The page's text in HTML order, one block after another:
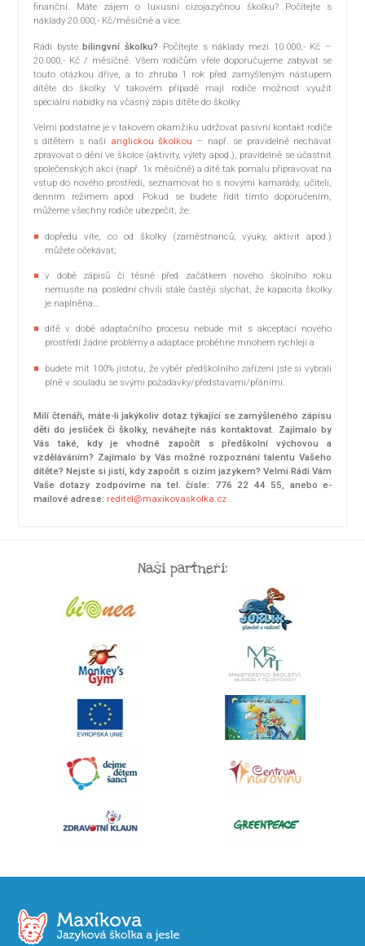
finanční. Máte zájem o luxusní cizojazyčnou školku? Počítejte s
náklady 20.000,- Kč/měsíčně a více.
Rádi bystebilingvní školku? Počítejte s náklady mezi 10.000,- Kč –
20.000,- Kč / měsíčně. Všem rodičům vřele doporučujeme zabývat se
touto otázkou dříve, a to zhruba 1 rok před zamýšleným nástupem
dítěte do školky. V takovém případě mají rodiče možnost využít
speciální nabídky na včasný zápis dítěte do školky.
Velmi podstatné je v takovém okamžiku udržovat pasivní kontakt rodiče
s dítětem s naší anglickou školkou – např. se pravidelně nechávat
zpravovat o dění ve školce (aktivity, výlety apod.), pravidelně se účastnit
společenských akcí (např. 1x měsíčně) a dítě tak pomalu připravovat na
vstup do nového prostředí, seznamovat ho s novými kamarády, učiteli,
denním režimem apod. Pokud se budete řídit tímto doporučením,
můžeme všechny rodiče ubezpečit, že:
dopředu víte, co od školky (zaměstnanců, výuky, aktivit apod.)
můžete očekávat;
v době zápisů či těsně před začátkem nového školního roku
nemusíte na poslední chvíli stále častěji slýchat, že kapacita školky
je naplněna…
dítě v době adaptačního procesu nebude mít s akceptací nového
prostředí žádné problémy a adaptace proběhne mnohem rychleji a
budete mít 100% jistotu, že výběr předškolního zařízení jste si vybrali
plně v souladu se svými požadavky/představami/přáními.
Milí čtenáři, máte-li jakýkoliv dotaz týkající se zamýšleného zápisu
děti do jesliček či školky, neváhejte nás kontaktovat. Zajímalo by
Vás také, kdy je vhodné započít s předškolní výchovou a
vzděláváním? Zajímalo by Vás možné rozpoznání talentu Vašeho
dítěte? Nejste si jistí, kdy započít s cizím jazykem? Velmi Rádi Vám
Vaše dotazy zodpovíme na tel. čísle: 776 22 44 55, anebo e-
mailové adrese: reditel@maxikovaskolka.cz .
Naši partneři: